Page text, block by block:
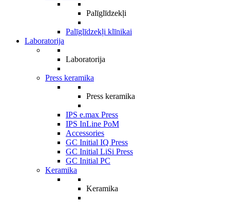
Palīglīdzekļi
Palīglīdzekļi klīnikai
Laboratorija
Laboratorija
Press keramika
Press keramika
IPS e.max Press
IPS InLine PoM
Accessories
GC Initial IQ Press
GC Initial LiSi Press
GC Initial PC
Keramika
Keramika